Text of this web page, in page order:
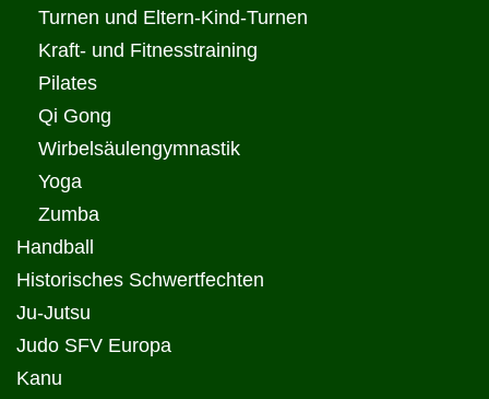
Turnen und Eltern-Kind-Turnen
Kraft- und Fitnesstraining
Pilates
Qi Gong
Wirbelsäulengymnastik
Yoga
Zumba
Handball
Historisches Schwertfechten
Ju-Jutsu
Judo SFV Europa
Kanu